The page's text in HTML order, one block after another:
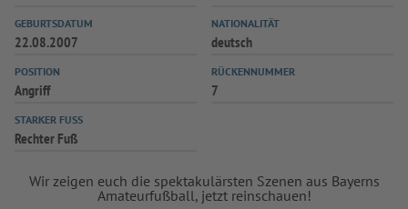
SPIELPLUS
GEBURTSDATUM
22.08.2007
NATIONALITÄT
deutsch
POSITION
Angriff
RÜCKENNUMMER
7
STARKER FUSS
Rechter Fuß
Wir zeigen euch die spektakulärsten Szenen aus Bayerns
Amateurfußball, jetzt reinschauen!